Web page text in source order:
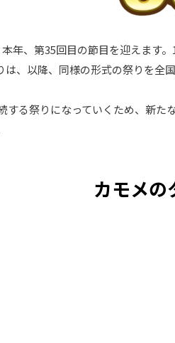
年、第35回目の節目を迎えます
は、以降、同様の形式の祭りを
する祭りになっていくため、新
カモメの